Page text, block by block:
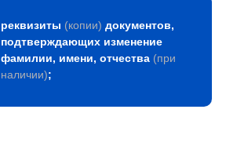
реквизиты (копии) документов,
подтверждающих изменение
фамилии, имени, отчества (при
наличии);